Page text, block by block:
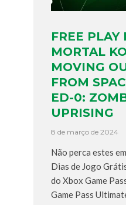
FREE PLAY
MORTAL
MOVING
FROM
ED-0:
UPRISING
8 de março de 2024
Não perca estes
Dias de Jogo
do Xbox Game
Game Pass